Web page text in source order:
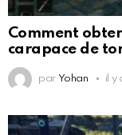
Comment
carapace de
par Yohan il y